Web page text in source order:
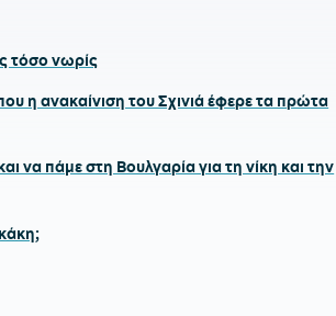
τόσο νωρίς
η ανακαίνιση του Σχινιά έφερε τα πρώτα
να πάμε στη Βουλγαρία για τη νίκη και την